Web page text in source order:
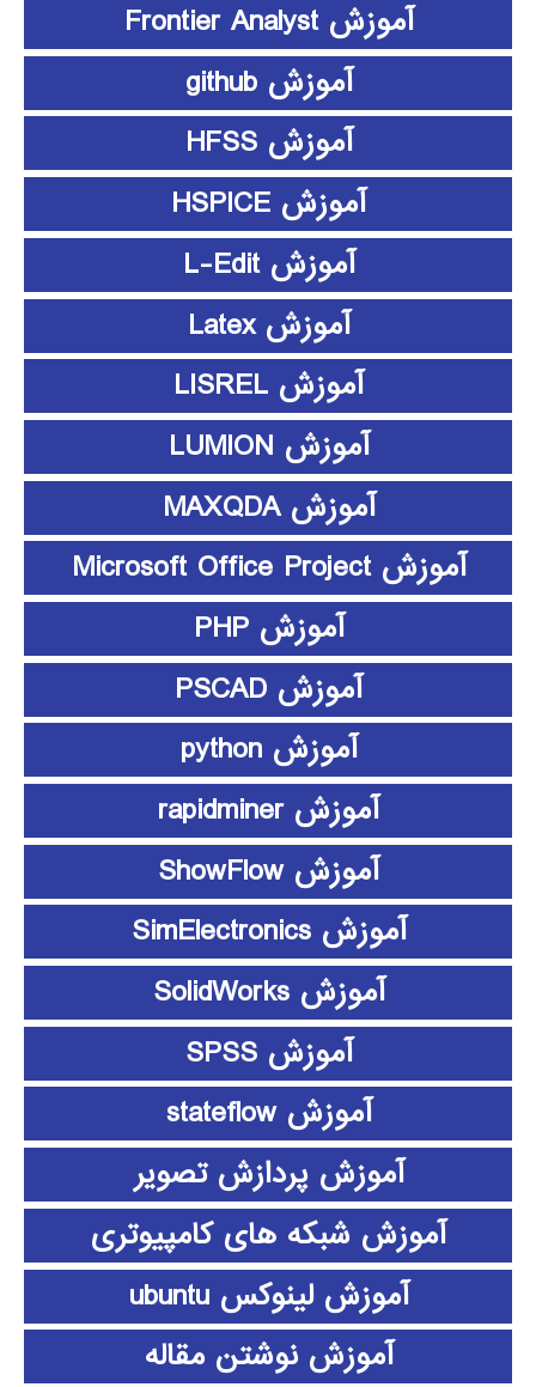
آموزش Frontier Analyst
آموزش github
آموزش HFSS
آموزش HSPICE
آموزش L-Edit
آموزش Latex
آموزش LISREL
آموزش LUMION
آموزش MAXQDA
آموزش Microsoft Office Project
آموزش PHP
آموزش PSCAD
آموزش python
آموزش rapidminer
آموزش ShowFlow
آموزش SimElectronics
آموزش SolidWorks
آموزش SPSS
آموزش stateflow
آموزش پردازش تصویر
آموزش شبکه های کامپیوتری
آموزش لینوکس ubuntu
آموزش نوشتن مقاله